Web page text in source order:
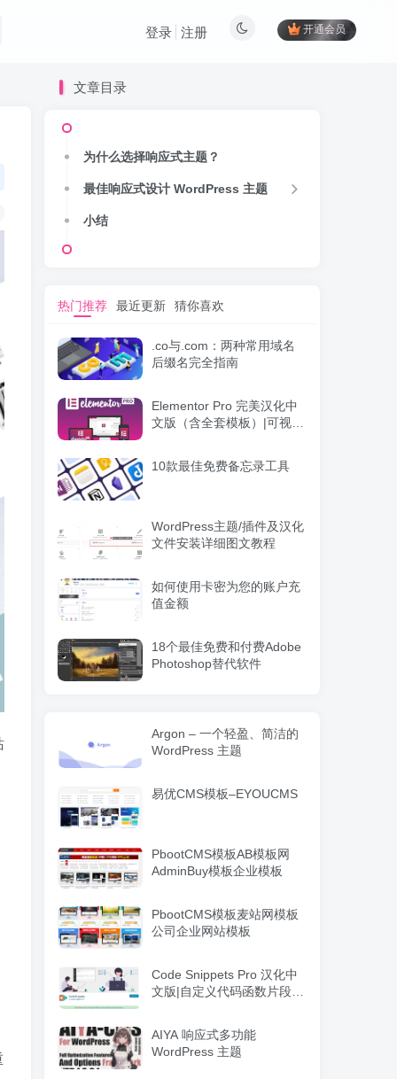
开通会员
登录 注册
文章目录
为什么选择响应式主题？
最佳响应式设计 WordPress 主题
小结
热门推荐 最近更新 猜你喜欢
.co与.com：两种常用域名
后缀名完全指南
Elementor Pro 完美汉化中
文版（含全套模板）|可视化
10款最佳免费备忘录工具
WordPress主题/插件及汉化
文件安装详细图文教程
如何使用卡密为您的账户充
值金额
18个最佳免费和付费Adobe
Photoshop替代软件
Argon – 一个轻盈、简洁的
WordPress 主题
易优CMS模板–EYOUCMS
PbootCMS模板AB模板网
AdminBuy模板企业模板
PbootCMS模板麦站网模板
公司企业网站模板
Code Snippets Pro 汉化中
文版|自定义代码函数片段管
AIYA 响应式多功能
WordPress 主题